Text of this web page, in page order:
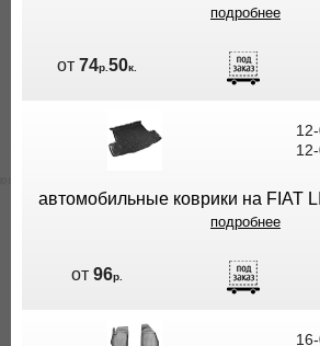
подробнее
от74р.50к.
автомобильные коврики на FIAT
подробнее
от96р.